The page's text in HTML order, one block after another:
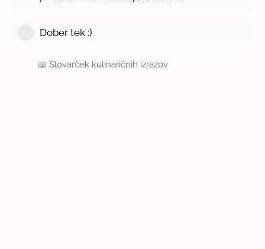
Dober tek :)
📖Slovarček kulinaričnih izrazov